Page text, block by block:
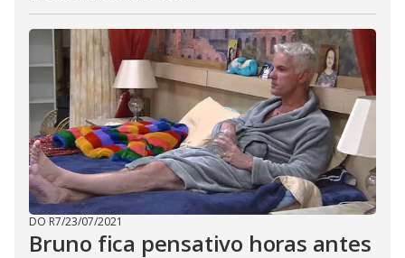
DO R7/23/07/2021
Bruno fica pensativo horas antes